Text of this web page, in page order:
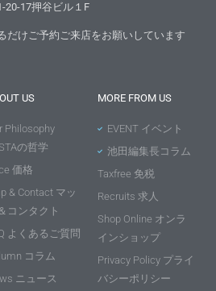
20-17押谷ビル１F
だけご予約ご来店をお願いしています
US
Philosophy
の哲学
価格
& Contact マッ
コンタクト
よくあるご質問
コラム
ニュース
MORE FROM US
EVENT イベント
池田編集長コラム
Taxfree 免税
Recruits 求人
Shop Online オンラ
インショップ
Privacy Policy プライ
バシーポリシー